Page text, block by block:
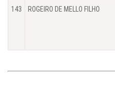
143 ROGEIRO DE MELLO FILHO